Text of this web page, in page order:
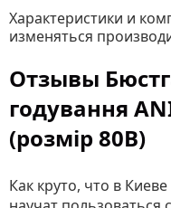
Характеристики и
изменяться
Отзывы
годування
(розмір 80В)
Как круто, что в